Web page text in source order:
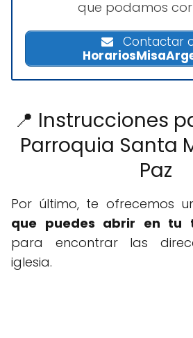
que podamos
Contactar
📍 Instrucciones
Parroquia Santa
Paz
Por último, te ofrecemos
que puedes abrir en tu
para encontrar las
iglesia.